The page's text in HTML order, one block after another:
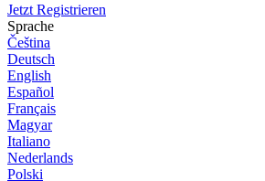
Jetzt Registrieren
Sprache
Čeština
Deutsch
English
Español
Français
Magyar
Italiano
Nederlands
Polski